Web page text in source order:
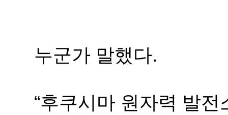
누군가 말했다.
“후쿠시마 원자력 발전